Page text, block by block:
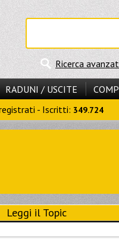
Ricerca
RADUNI / USCITE
- Iscritti: 349.724
Leggi il Topic